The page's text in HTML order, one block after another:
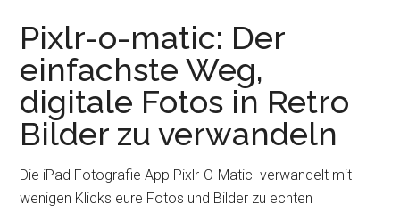
Pixlr-o-matic: Der
einfachste Weg,
digitale Fotos in Retro
Bilder zu verwandeln
Die iPad Fotografie App Pixlr-O-Matic verwandelt mit
wenigen Klicks eure Fotos und Bilder zu echten